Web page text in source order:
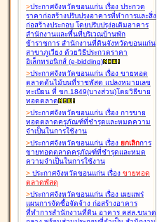
>ประกาศจังหวัดขอนแก่น เรื่อง ประกวด
ราคาก่อสร้างปรับปรุงอาคารที่ทำการและสิ่ง
ก่อสร้างประกอบ โดยปรับปรุง่อเติมอาคาร
สำนักงานและพื้นที่บริเวณบ้านพัก
ข้าราชการ สำนักงานที่ดินจังหวัดขอนแก่น
สาขาภูเวียง ด้วยวิธีประกวดราคา
อิเล็กทรอนิกส์ (e-bidding)
>ประกาศจังหวัดขอนแก่น เรื่อง ขายทอด
ตลาดต้นไม้บนที่ราชพัสดุ แปลงหมายเลข
ทะเบียน ที่ ขก.1849(บางส่วน)โดยวิธีขาย
ทอดตลาด
>ประกาศจังหวัดขอนแก่น เรื่อง การขาย
ทอดตลาดครุภัณฑ์ที่ชำรุดและหมดความ
จำเป็นในการใช้งาน
>ประกาศจังหวัดขอนแก่น เรื่อง ยกเลิกการ
ขายทอดตลาดครุภัณฑ์ที่ชำรุดและหมด
ความจำเป็นในการใช้งาน
> ประกาศจังหวัดขอนแก่น เรื่อง ขายทอด
ตลาดพัสดุ
>ประกาศจังหวัดขอนแก่น เรื่อง เผยแพร่
แผนการจัดซื้อจัดจ้าง ก่อสร้างอาคาร
ที่ทำการสำนักงานที่ดิน อาคาร คสล.ขนาด